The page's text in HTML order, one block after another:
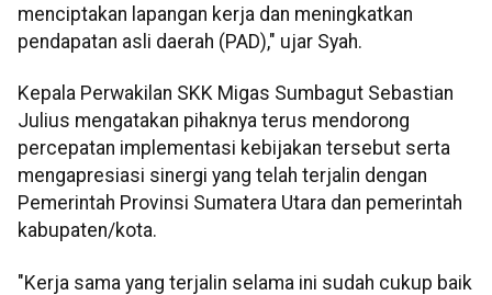
menciptakan lapangan kerja dan meningkatkan
pendapatan asli daerah (PAD)," ujar Syah.
Kepala Perwakilan SKK Migas Sumbagut Sebastian
Julius mengatakan pihaknya terus mendorong
percepatan implementasi kebijakan tersebut serta
mengapresiasi sinergi yang telah terjalin dengan
Pemerintah Provinsi Sumatera Utara dan pemerintah
kabupaten/kota.
"Kerja sama yang terjalin selama ini sudah cukup baik